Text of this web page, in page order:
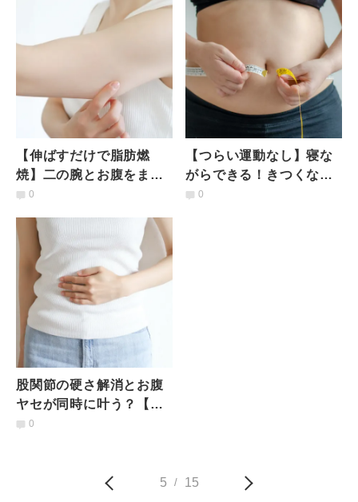
【伸ばすだけで脂肪燃
焼】二の腕とお腹をまと
めて一気に引き締める筋
0
【つらい運動なし】寝な
がらできる！きつくない
から続けられる！お腹の
0
股関節の硬さ解消とお腹
ヤセが同時に叶う？【夏
に間に合う】ちょいキツ
0
5 / 15